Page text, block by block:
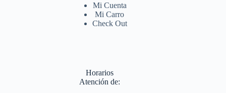
Mi Cuenta
Mi Carro
Check Out
Horarios
Atención de: